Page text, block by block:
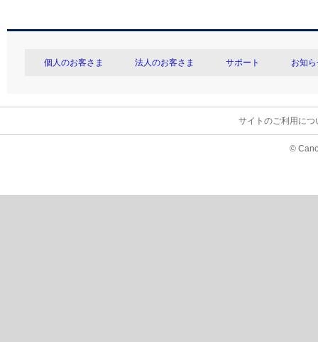
個人のお客さま 法人のお客さま サポート お知
サイトのご利用につ
©